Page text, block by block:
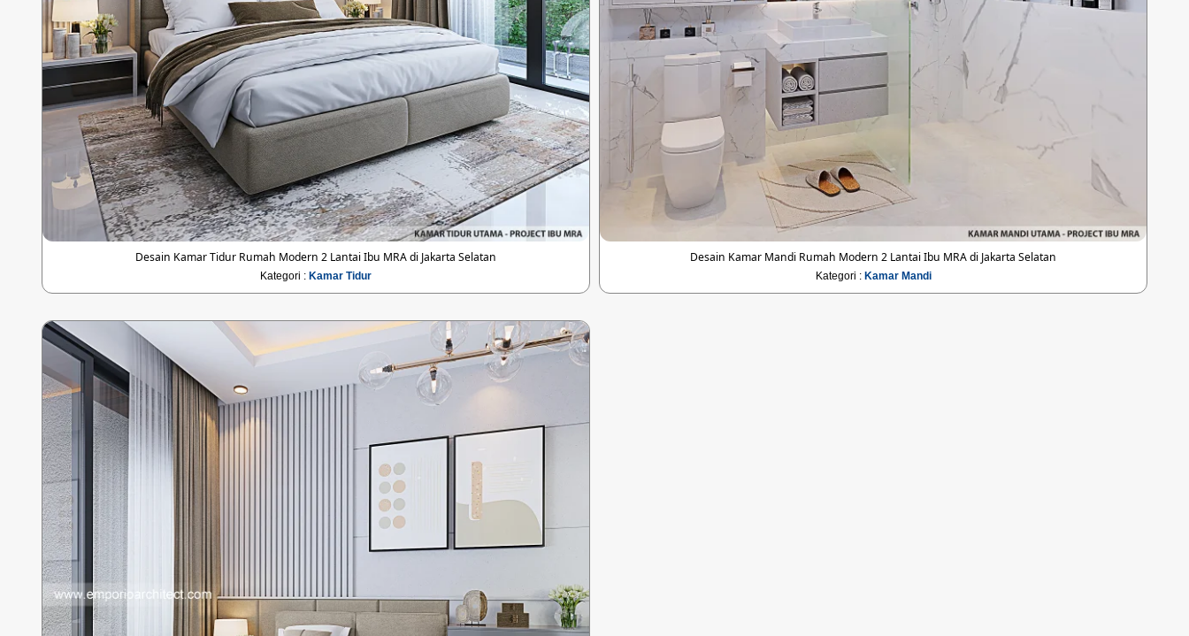
Desain Kamar Tidur Rumah Modern 2 Lantai Ibu MRA di Jakarta Selatan
Kategori : Kamar Tidur
Desain Kamar Mandi Rumah Modern 2 Lantai Ibu MRA di Jakarta Selatan
Kategori : Kamar Mandi